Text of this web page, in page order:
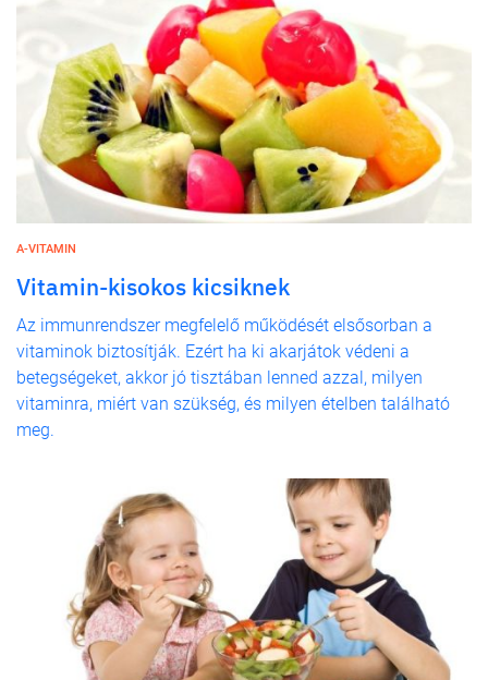
A-VITAMIN
Vitamin-kisokos kicsiknek
Az immunrendszer megfelelő működését elsősorban a
vitaminok biztosítják. Ezért ha ki akarjátok védeni a
betegségeket, akkor jó tisztában lenned azzal, milyen
vitaminra, miért van szükség, és milyen ételben található
meg.